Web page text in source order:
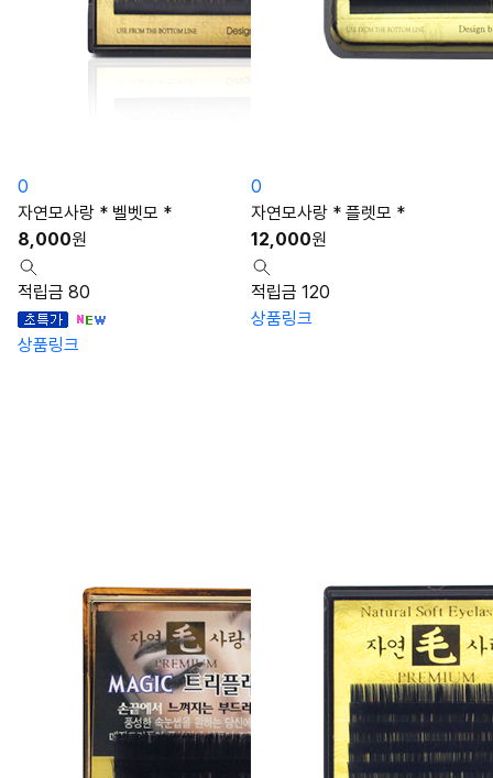
0
자연모사랑 * 벨벳모 *
8,000원
적립금 80
상품링크
0
자연모사랑 * 플렛모 *
12,000원
적립금 120
상품링크